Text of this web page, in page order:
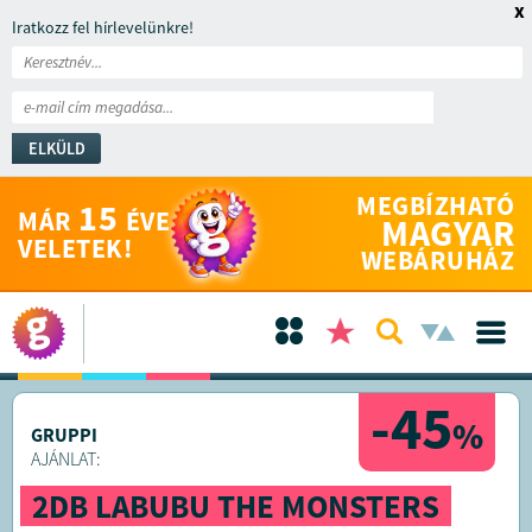
Iratkozz fel hírlevelünkre!
ELKÜLD
x
MÁR 15 ÉVE
VELETEK!
MEGBÍZHATÓ
MAGYAR
WEBÁRUHÁZ
-45%
GRUPPI
AJÁNLAT:
2DB LABUBU THE MONSTERS